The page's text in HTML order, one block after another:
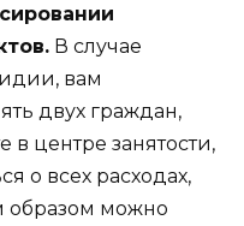
В случае
вам
двух граждан,
в центре занятости,
о всех расходах,
образом можно